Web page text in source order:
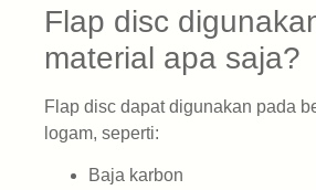
Flap disc
material apa saja?
Flap disc dapat digunakan pada
logam, seperti:
Baja karbon